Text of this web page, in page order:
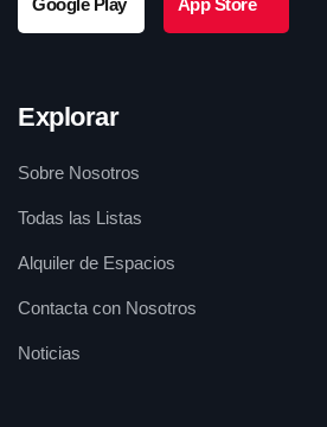
Google Play App Store
Explorar
Sobre Nosotros
Todas las Listas
Alquiler de Espacios
Contacta con Nosotros
Noticias